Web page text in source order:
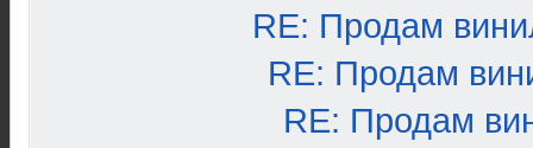
RE: Продам
RE: Продам
RE: Продам